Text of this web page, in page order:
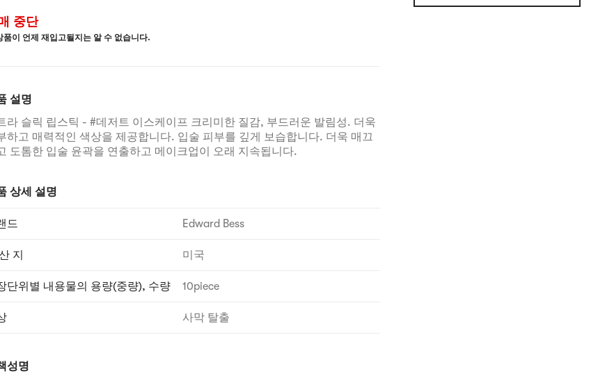
중단
품이 언제 재입고될지는 알 수 없습니다.
설명
라 슬릭 립스틱 - #데저트 이스케이프 크리미한 질감, 부드러운 발림성. 더욱
하고 매력적인 색상을 제공합니다. 입술 피부를 깊게 보습합니다. 더욱 매끄
도톰한 입술 윤곽을 연출하고 메이크업이 오래 지속됩니다.
상세 설명
드 Edward Bess
지 미국
단위별 내용물의 용량(중량), 수량 10piece
사막 탈출
성명